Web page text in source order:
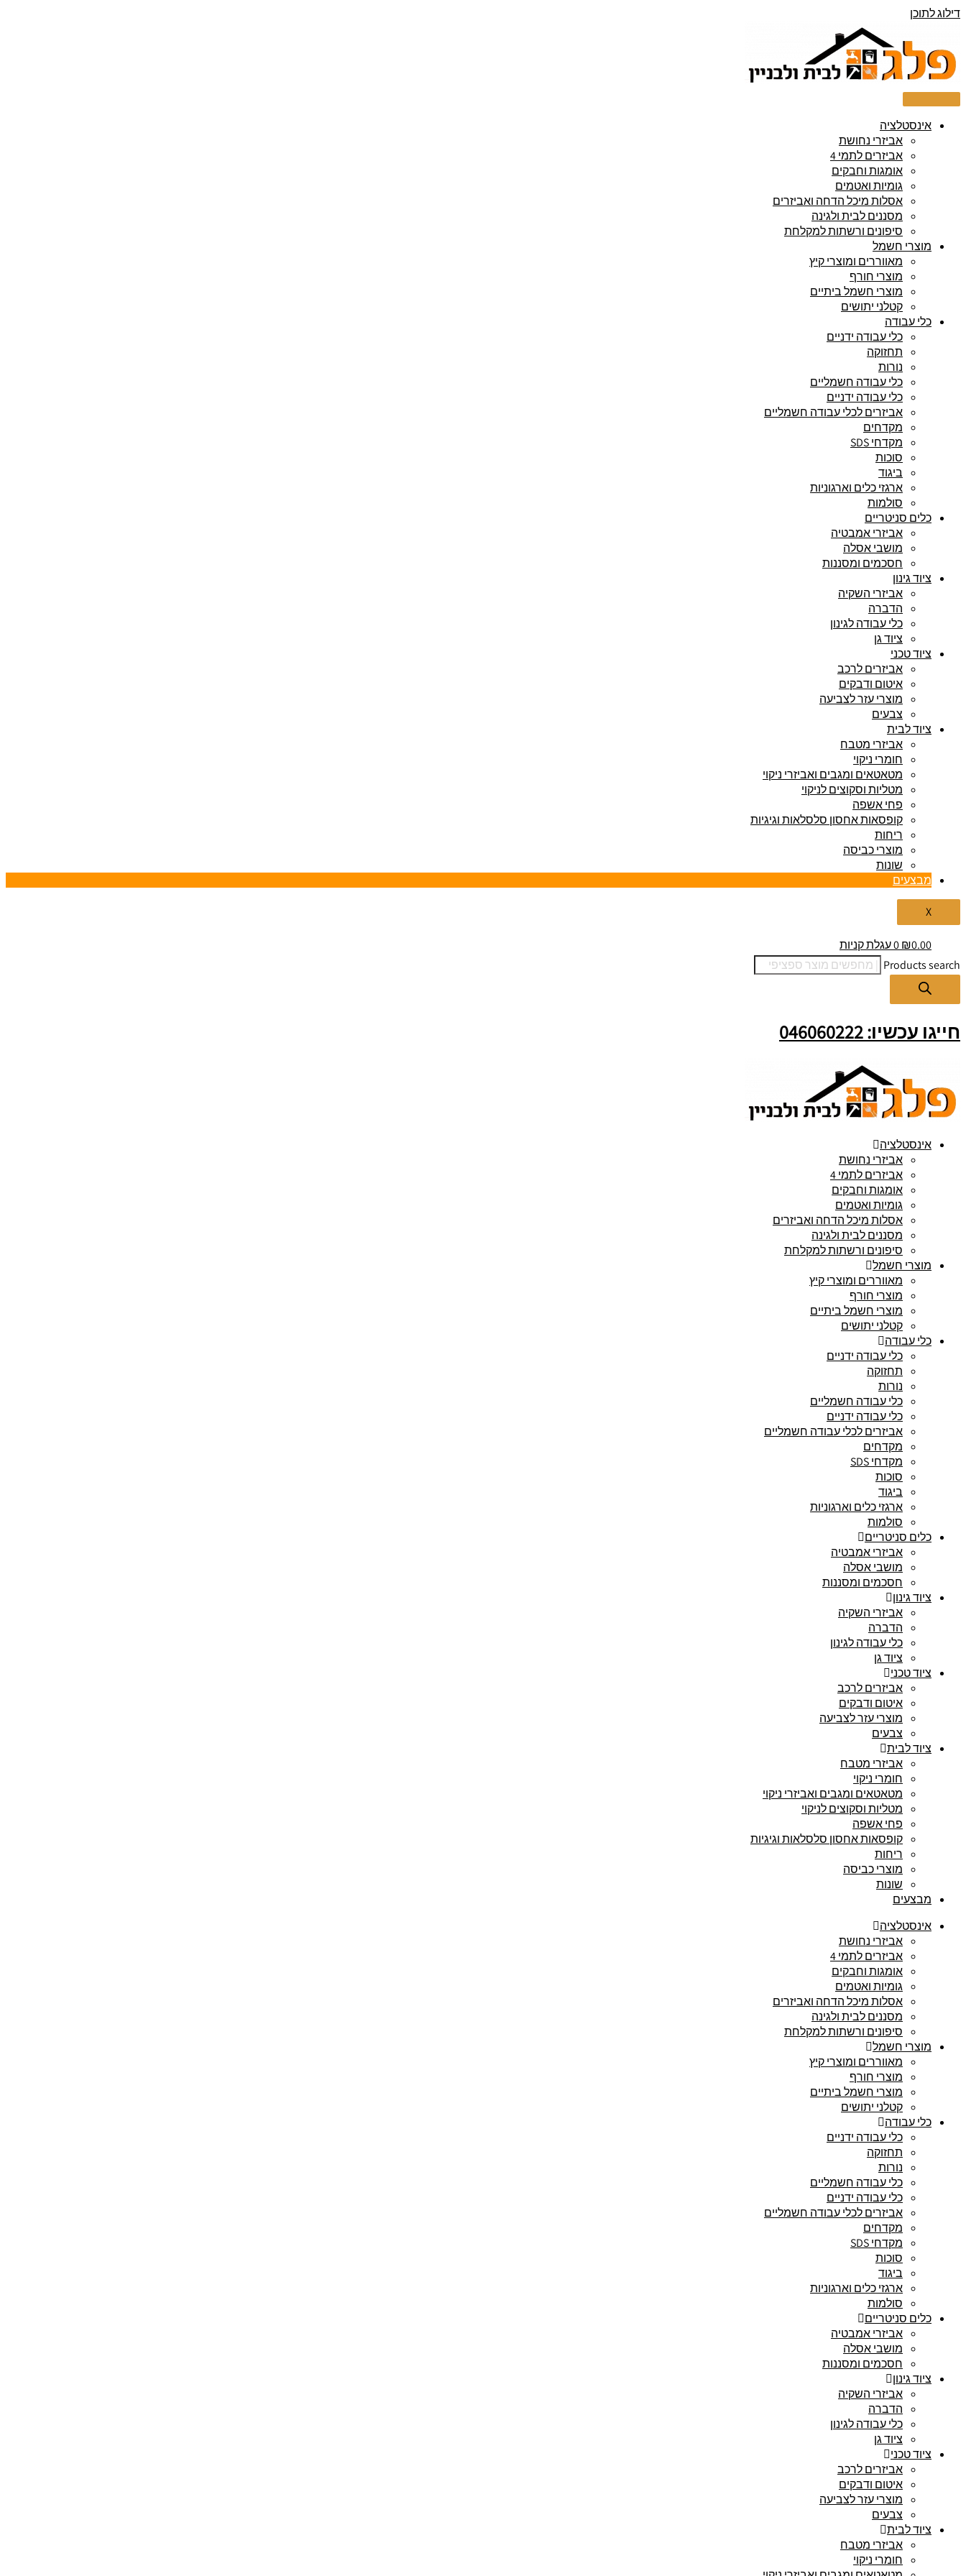
דילוג לתוכן
אינסטלציה
אביזרי נחושת
אביזרים לתמי 4
אומגות וחבקים
גומיות ואטמים
אסלות מיכל הדחה ואביזרים
מסננים לבית ולגינה
סיפונים ורשתות למקלחת
מוצרי חשמל
מאווררים ומוצרי קיץ
מוצרי חורף
מוצרי חשמל ביתיים
קטלני יתושים
כלי עבודה
כלי עבודה ידניים
תחזוקה
נורות
כלי עבודה חשמליים
כלי עבודה ידניים
אביזרים לכלי עבודה חשמליים
מקדחים
מקדחי SDS
סוכות
ביגוד
ארגזי כלים וארגוניות
סולמות
כלים סניטריים
אביזרי אמבטיה
מושבי אסלה
חסכמים ומסננות
ציוד גינון
אביזרי השקיה
הדברה
כלי עבודה לגינון
ציוד גן
ציוד טכני
אביזרים לרכב
איטום ודבקים
מוצרי עזר לצביעה
צבעים
ציוד לבית
אביזרי מטבח
חומרי ניקוי
מטאטאים ומגבים ואביזרי ניקוי
מטליות וסקוצים לניקוי
פחי אשפה
קופסאות אחסון סלסלאות וגיגיות
ריחות
מוצרי כביסה
שונות
מבצעים
X
₪0.00
0עגלת קניות
Products search
חייגו עכשיו: 046060222
אינסטלציה
אביזרי נחושת
אביזרים לתמי 4
אומגות וחבקים
גומיות ואטמים
אסלות מיכל הדחה ואביזרים
מסננים לבית ולגינה
סיפונים ורשתות למקלחת
מוצרי חשמל
מאווררים ומוצרי קיץ
מוצרי חורף
מוצרי חשמל ביתיים
קטלני יתושים
כלי עבודה
כלי עבודה ידניים
תחזוקה
נורות
כלי עבודה חשמליים
כלי עבודה ידניים
אביזרים לכלי עבודה חשמליים
מקדחים
מקדחי SDS
סוכות
ביגוד
ארגזי כלים וארגוניות
סולמות
כלים סניטריים
אביזרי אמבטיה
מושבי אסלה
חסכמים ומסננות
ציוד גינון
אביזרי השקיה
הדברה
כלי עבודה לגינון
ציוד גן
ציוד טכני
אביזרים לרכב
איטום ודבקים
מוצרי עזר לצביעה
צבעים
ציוד לבית
אביזרי מטבח
חומרי ניקוי
מטאטאים ומגבים ואביזרי ניקוי
מטליות וסקוצים לניקוי
פחי אשפה
קופסאות אחסון סלסלאות וגיגיות
ריחות
מוצרי כביסה
שונות
מבצעים
אינסטלציה
אביזרי נחושת
אביזרים לתמי 4
אומגות וחבקים
גומיות ואטמים
אסלות מיכל הדחה ואביזרים
מסננים לבית ולגינה
סיפונים ורשתות למקלחת
מוצרי חשמל
מאווררים ומוצרי קיץ
מוצרי חורף
מוצרי חשמל ביתיים
קטלני יתושים
כלי עבודה
כלי עבודה ידניים
תחזוקה
נורות
כלי עבודה חשמליים
כלי עבודה ידניים
אביזרים לכלי עבודה חשמליים
מקדחים
מקדחי SDS
סוכות
ביגוד
ארגזי כלים וארגוניות
סולמות
כלים סניטריים
אביזרי אמבטיה
מושבי אסלה
חסכמים ומסננות
ציוד גינון
אביזרי השקיה
הדברה
כלי עבודה לגינון
ציוד גן
ציוד טכני
אביזרים לרכב
איטום ודבקים
מוצרי עזר לצביעה
צבעים
ציוד לבית
אביזרי מטבח
חומרי ניקוי